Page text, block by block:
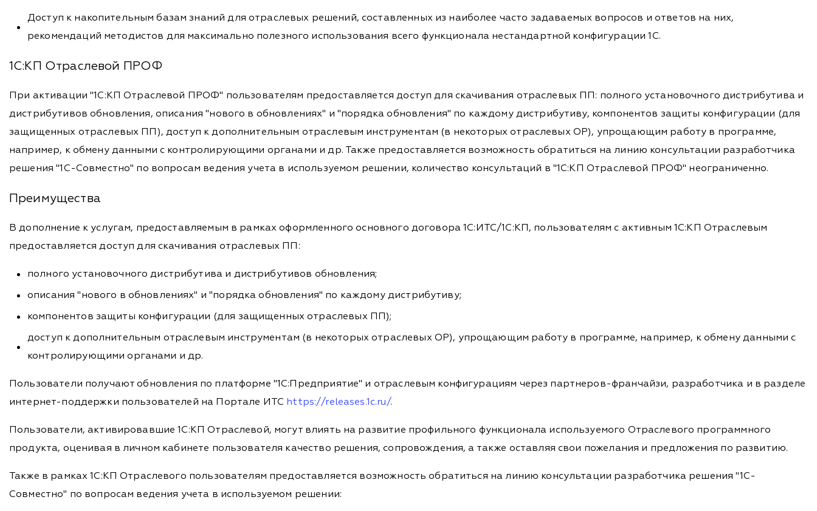
Доступ к накопительным базам знаний для отраслевых решений, составленных из наиболее часто задаваемых вопросов и ответов на них,
рекомендаций методистов для максимально полезного использования всего функционала нестандартной конфигурации 1С.
1С:КП Отраслевой ПРОФ
При активации "1С:КП Отраслевой ПРОФ" пользователям предоставляется доступ для скачивания отраслевых ПП: полного установочного дистрибутива и
дистрибутивов обновления, описания "нового в обновлениях" и "порядка обновления" по каждому дистрибутиву, компонентов защиты конфигурации (для
защищенных отраслевых ПП), доступ к дополнительным отраслевым инструментам (в некоторых отраслевых ОР), упрощающим работу в программе,
например, к обмену данными с контролирующими органами и др. Также предоставляется возможность обратиться на линию консультации разработчика
решения "1С-Совместно" по вопросам ведения учета в используемом решении, количество консультаций в "1С:КП Отраслевой ПРОФ" неограниченно.
Преимущества
В дополнение к услугам, предоставляемым в рамках оформленного основного договора 1С:ИТС/1С:КП, пользователям с активным 1С:КП Отраслевым
предоставляется доступ для скачивания отраслевых ПП:
полного установочного дистрибутива и дистрибутивов обновления;
описания "нового в обновлениях" и "порядка обновления" по каждому дистрибутиву;
компонентов защиты конфигурации (для защищенных отраслевых ПП);
доступ к дополнительным отраслевым инструментам (в некоторых отраслевых ОР), упрощающим работу в программе, например, к обмену данными с
контролирующими органами и др.
Пользователи получают обновления по платформе "1С:Предприятие" и отраслевым конфигурациям через партнеров-франчайзи, разработчика и в разделе
интернет-поддержки пользователей на Портале ИТС https://releases.1c.ru/.
Пользователи, активировавшие 1С:КП Отраслевой, могут влиять на развитие профильного функционала используемого Отраслевого программного
продукта, оценивая в личном кабинете пользователя качество решения, сопровождения, а также оставляя свои пожелания и предложения по развитию.
Также в рамках 1С:КП Отраслевого пользователям предоставляется возможность обратиться на линию консультации разработчика решения "1С-
Совместно" по вопросам ведения учета в используемом решении: